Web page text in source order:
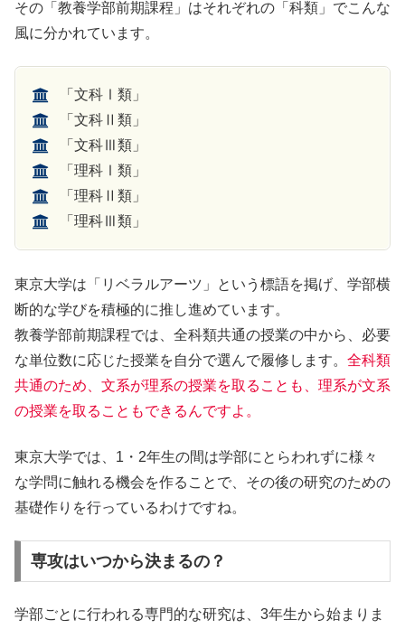
その「教養学部前期課程」はそれぞれの「科類」でこんな
風に分かれています。
「文科Ⅰ類」
「文科Ⅱ類」
「文科Ⅲ類」
「理科Ⅰ類」
「理科Ⅱ類」
「理科Ⅲ類」
東京大学は「リベラルアーツ」という標語を掲げ、学部横
断的な学びを積極的に推し進めています。
教養学部前期課程では、全科類共通の授業の中から、必要
な単位数に応じた授業を自分で選んで履修します。 全科類
共通のため、文系が理系の授業を取ることも、理系が文系
の授業を取ることもできるんですよ。
東京大学では、1・2年生の間は学部にとらわれずに様々
な学問に触れる機会を作ることで、その後の研究のための
基礎作りを行っているわけですね。
専攻はいつから決まるの？
学部ごとに行われる専門的な研究は、3年生から始まりま